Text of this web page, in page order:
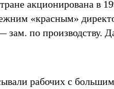
акционирована в
«красным»
зам. по производству.
рабочих с